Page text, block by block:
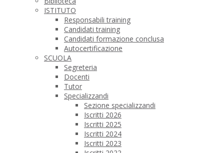
ISTITUTO
Responsabili training
Candidati training
Candidati formazione conclusa
Autocertificazione
SCUOLA
Segreteria
Docenti
Tutor
Specializzandi
Sezione specializzandi
Iscritti 2026
Iscritti 2025
Iscritti 2024
Iscritti 2023